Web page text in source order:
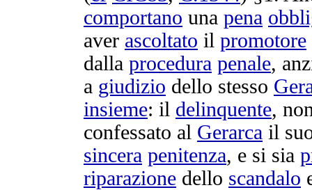
comportano una pena
aver ascoltato il promotore
dalla procedura penale,
a giudizio dello stesso
insieme: il delinquente,
confessato al Gerarca il
sincera penitenza, e si sia
riparazione dello scandalo